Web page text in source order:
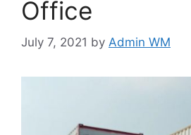
Office
July 7, 2021 by Admin WM